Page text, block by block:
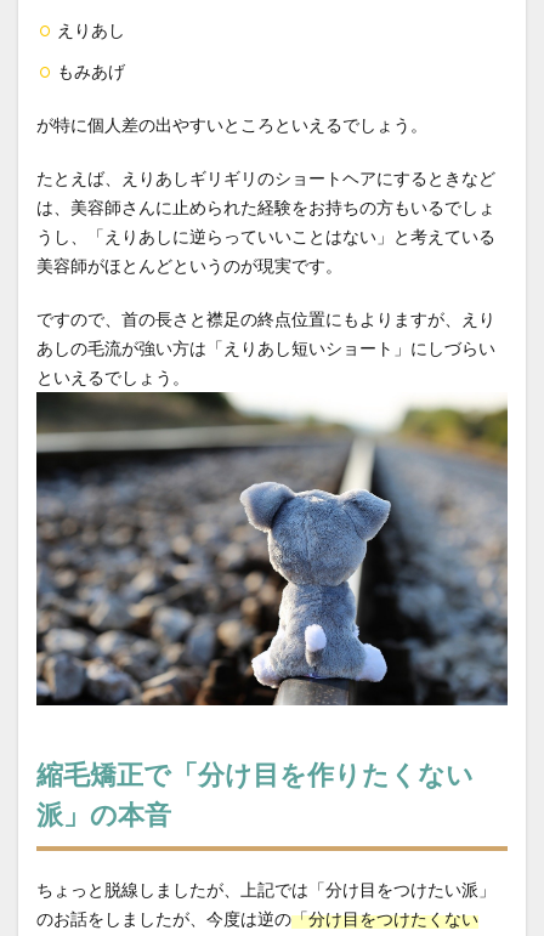
えりあし
もみあげ
が特に個人差の出やすいところといえるでしょう。
たとえば、えりあしギリギリのショートヘアにするときなど
は、美容師さんに止められた経験をお持ちの方もいるでしょ
うし、「えりあしに逆らっていいことはない」と考えている
美容師がほとんどというのが現実です。
ですので、首の長さと襟足の終点位置にもよりますが、えり
あしの毛流が強い方は「えりあし短いショート」にしづらい
といえるでしょう。
縮毛矯正で「分け目を作りたくない
派」の本音
ちょっと脱線しましたが、上記では「分け目をつけたい派」
のお話をしましたが、今度は逆の「分け目をつけたくない